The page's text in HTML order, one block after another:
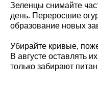
Зеленцы снимайте
день. Переросшие
образование новых
Убирайте кривые,
В августе оставлять
только забирают